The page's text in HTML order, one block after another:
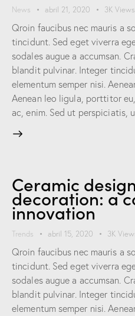
News abril 21, 2020 3K Views
Qroin faucibus nec mauris a
tincidunt. Sed eget viverra
sodales augue a accumsan.
blandit pulvinar. Integer
elementum semper nisi.
Aenean leo ligula, porttitor
ac, enim. Sed ut perspiciatis,
Ceramic
decoration: a
innovation
Trends abril 15, 2020 3K
Qroin faucibus nec mauris a
tincidunt. Sed eget viverra
sodales augue a accumsan.
blandit pulvinar. Integer
elementum semper nisi.